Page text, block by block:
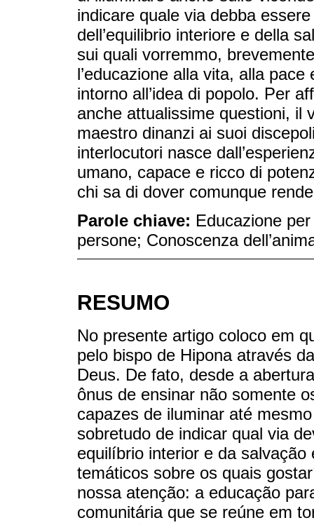
indicare quale via debba
dell’equilibrio interiore e della
sui quali vorremmo,
l’educazione alla vita, alla
intorno all’idea di popolo. Per
anche attualissime questioni, il
maestro dinanzi ai suoi
interlocutori nasce
umano, capace e ricco di
chi sa di dover comunque
Parole chiave: Educazione
persone; Conoscenza
RESUMO
No presente artigo coloco em
pelo bispo de Hipona através
Deus. De fato, desde a
ônus de ensinar não somente
capazes de iluminar até
sobretudo de indicar qual via
equilíbrio interior e da
temáticos sobre os quais
nossa atenção: a educação
comunitária que se reúne em